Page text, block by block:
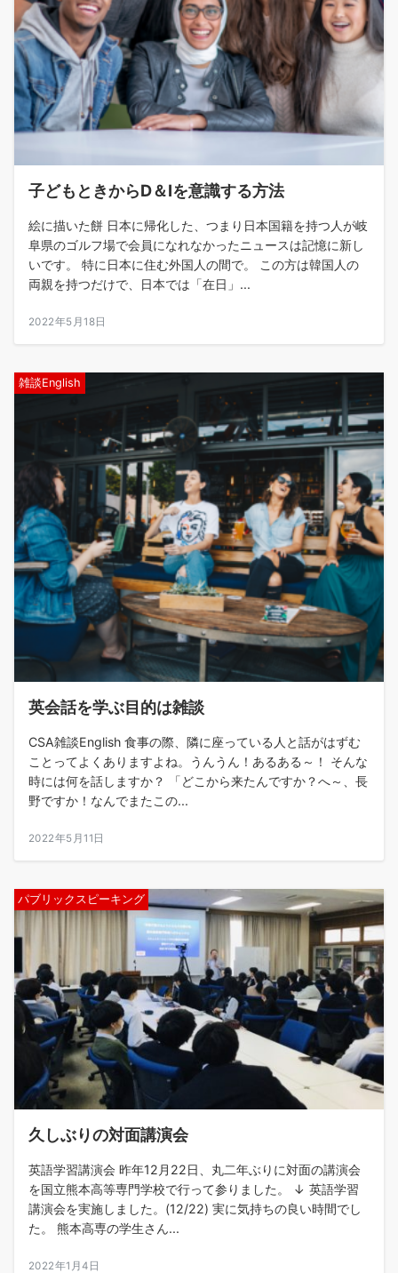
子どもときからD＆Iを意識する方法
絵に描いた餅 日本に帰化した、つまり日本国籍を持つ人が岐
阜県のゴルフ場で会員になれなかったニュースは記憶に新し
いです。 特に日本に住む外国人の間で。 この方は韓国人の
両親を持つだけで、日本では「在日」...
2022年5月18日
雑談English
英会話を学ぶ目的は雑談
CSA雑談English 食事の際、隣に座っている人と話がはずむ
ことってよくありますよね。うんうん！あるある～！ そんな
時には何を話しますか？ 「どこから来たんですか？へ～、長
野ですか！なんでまたこの...
2022年5月11日
パブリックスピーキング
久しぶりの対面講演会
英語学習講演会 昨年12月22日、丸二年ぶりに対面の講演会
を国立熊本高等専門学校で行って参りました。 ↓ 英語学習
講演会を実施しました。(12/22) 実に気持ちの良い時間でし
た。 熊本高専の学生さん...
2022年1月4日